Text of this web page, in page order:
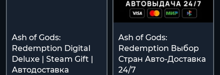
Ash of Gods:
Redemption Digital
Deluxe | Steam Gift |
Автодоставка
Ash of Gods:
Redemption Выбор
Стран Авто-Доставка
24/7